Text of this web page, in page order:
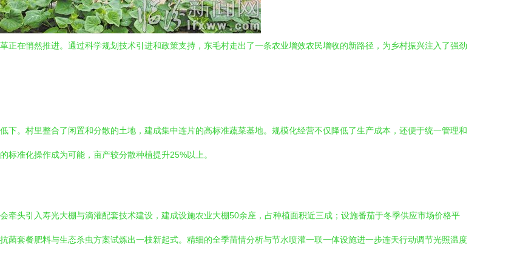
正在悄然推进。通过科学规划技术引进和政策支持，东毛村走出了一条农业增效农民增收的新路径，为乡村振兴注入了强劲
下。村里整合了闲置和分散的土地，建成集中连片的高标准蔬菜基地。规模化经营不仅降低了生产成本，还便于统一管理和
准化操作成为可能，亩产较分散种植提升25%以上。
牵头引入寿光大棚与滴灌配套技术建设，建成设施农业大棚50余座，占种植面积近三成；设施番茄于冬季供应市场价格平
菌套餐肥料与生态杀虫方案试炼出一枝新起式。精细的全季苗情分析与节水喷灌一联一体设施进一步连天行动调节光照温度